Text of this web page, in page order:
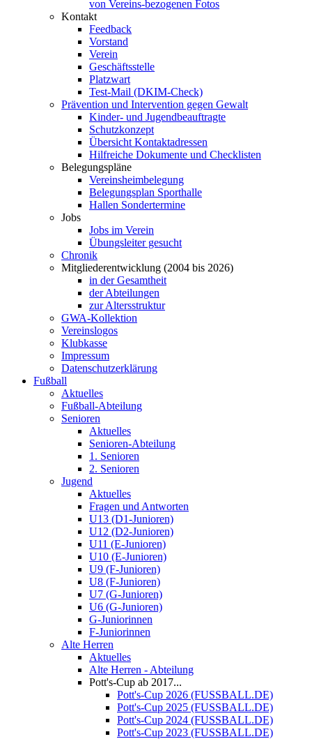
von Vereins-bezogenen Fotos
Kontakt
Feedback
Vorstand
Verein
Geschäftsstelle
Platzwart
Test-Mail (DKIM-Check)
Prävention und Intervention gegen Gewalt
Kinder- und Jugendbeauftragte
Schutzkonzept
Übersicht Kontaktadressen
Hilfreiche Dokumente und Checklisten
Belegungspläne
Vereinsheimbelegung
Belegungsplan Sporthalle
Hallen Sondertermine
Jobs
Jobs im Verein
Übungsleiter gesucht
Chronik
Mitgliederentwicklung (2004 bis 2026)
in der Gesamtheit
der Abteilungen
zur Altersstruktur
GWA-Kollektion
Vereinslogos
Klubkasse
Impressum
Datenschutzerklärung
Fußball
Aktuelles
Fußball-Abteilung
Senioren
Aktuelles
Senioren-Abteilung
1. Senioren
2. Senioren
Jugend
Aktuelles
Fragen und Antworten
U13 (D1-Junioren)
U12 (D2-Junioren)
U11 (E-Junioren)
U10 (E-Junioren)
U9 (F-Junioren)
U8 (F-Junioren)
U7 (G-Junioren)
U6 (G-Junioren)
G-Juniorinnen
F-Juniorinnen
Alte Herren
Aktuelles
Alte Herren - Abteilung
Pott's-Cup ab 2017...
Pott's-Cup 2026 (FUSSBALL.DE)
Pott's-Cup 2025 (FUSSBALL.DE)
Pott's-Cup 2024 (FUSSBALL.DE)
Pott's-Cup 2023 (FUSSBALL.DE)